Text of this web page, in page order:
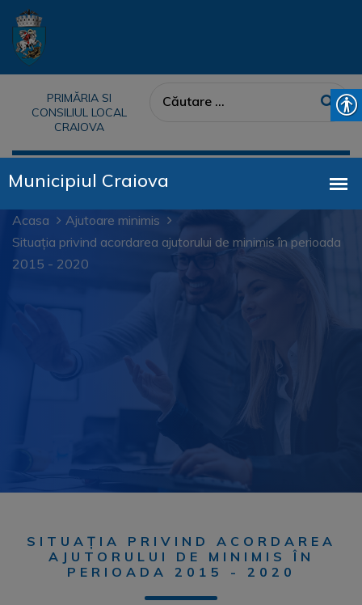
PRIMĂRIA SI
CONSILIUL LOCAL
CRAIOVA
Acasa
Ajutoare minimis
Situația privind acordarea ajutorului de minimis în perioada
2015 - 2020
SITUAȚIA PRIVIND ACORDAREA
AJUTORULUI DE MINIMIS ÎN
PERIOADA 2015 - 2020